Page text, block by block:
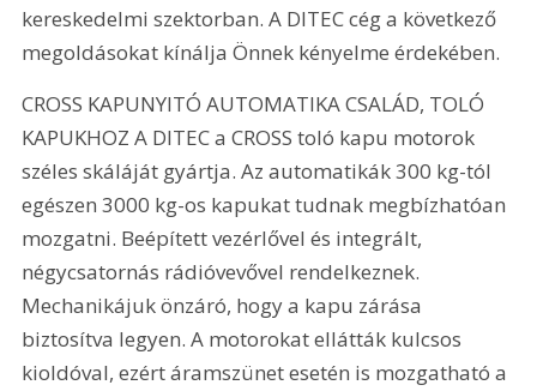
kereskedelmi szektorban. A DITEC cég a következő
megoldásokat kínálja Önnek kényelme érdekében.
CROSS KAPUNYITÓ AUTOMATIKA CSALÁD, TOLÓ
KAPUKHOZ A DITEC a CROSS toló kapu motorok
széles skáláját gyártja. Az automatikák 300 kg-tól
egészen 3000 kg-os kapukat tudnak megbízhatóan
mozgatni. Beépített vezérlővel és integrált,
négycsatornás rádióvevővel rendelkeznek.
Mechanikájuk önzáró, hogy a kapu zárása
biztosítva legyen. A motorokat ellátták kulcsos
kioldóval, ezért áramszünet esetén is mozgatható a